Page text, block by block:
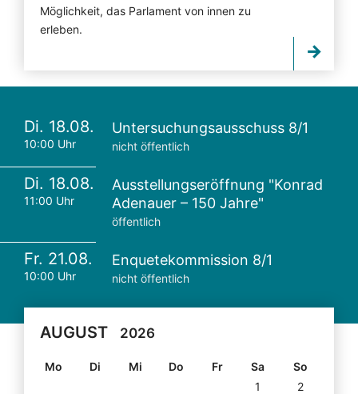
Möglichkeit, das Parlament von innen zu
erleben.
Di. 18.08.
10:00 Uhr
Untersuchungsausschuss 8/1
nicht öffentlich
Di. 18.08.
11:00 Uhr
Ausstellungseröffnung "Konrad
Adenauer – 150 Jahre"
öffentlich
Fr. 21.08.
10:00 Uhr
Enquetekommission 8/1
nicht öffentlich
AUGUST 2026
Mo Di Mi Do Fr Sa
So
1
2